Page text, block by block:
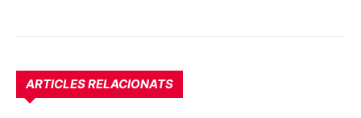
ARTICLES RELACIONATS